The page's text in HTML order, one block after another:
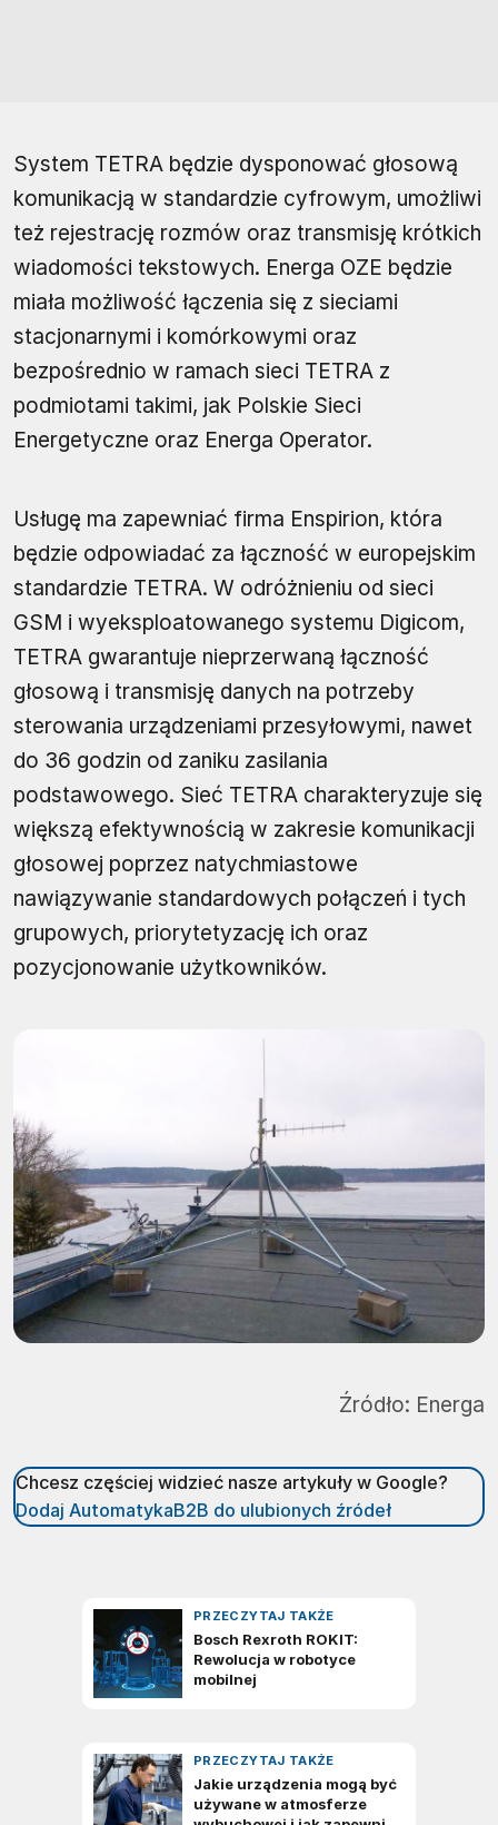
System TETRA będzie dysponować głosową
komunikacją w standardzie cyfrowym, umożliwi
też rejestrację rozmów oraz transmisję krótkich
wiadomości tekstowych. Energa OZE będzie
miała możliwość łączenia się z sieciami
stacjonarnymi i komórkowymi oraz
bezpośrednio w ramach sieci TETRA z
podmiotami takimi, jak Polskie Sieci
Energetyczne oraz Energa Operator.
Usługę ma zapewniać firma Enspirion, która
będzie odpowiadać za łączność w europejskim
standardzie TETRA. W odróżnieniu od sieci
GSM i wyeksploatowanego systemu Digicom,
TETRA gwarantuje nieprzerwaną łączność
głosową i transmisję danych na potrzeby
sterowania urządzeniami przesyłowymi, nawet
do 36 godzin od zaniku zasilania
podstawowego. Sieć TETRA charakteryzuje się
większą efektywnością w zakresie komunikacji
głosowej poprzez natychmiastowe
nawiązywanie standardowych połączeń i tych
grupowych, priorytetyzację ich oraz
pozycjonowanie użytkowników.
Źródło: Energa
Chcesz częściej widzieć nasze artykuły w Google?
Dodaj AutomatykaB2B do ulubionych źródeł